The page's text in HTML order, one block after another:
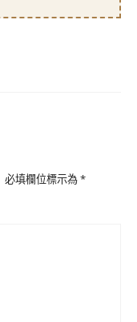
必填欄位標示為*